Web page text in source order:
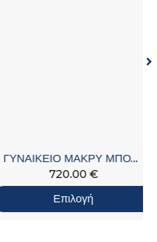
ΓΥΝΑΙΚΕΙΟ ΜΑΚΡΥ ΜΠΟΥΦΑΝ PADDED
720.00€
Επιλογή